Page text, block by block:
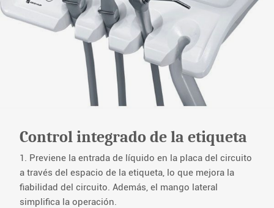
Control integrado de la etiqueta
1. Previene la entrada de líquido en la placa del circuito
a través del espacio de la etiqueta, lo que mejora la
fiabilidad del circuito. Además, el mango lateral
simplifica la operación.